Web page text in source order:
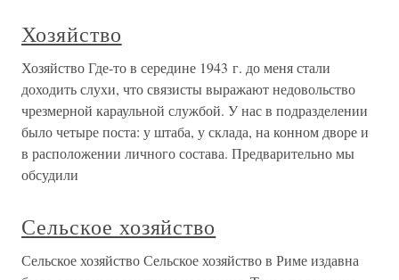
Хозяйство
Хозяйство Где-то в середине 1943 г. до меня стали
доходить слухи, что связисты выражают недовольство
чрезмерной караульной службой. У нас в подразделении
было четыре поста: у штаба, у склада, на конном дворе и
в расположении личного состава. Предварительно мы
обсудили
Сельское хозяйство
Сельское хозяйство Сельское хозяйство в Риме издавна